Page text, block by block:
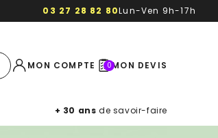
03 27 28 82 80Lun-Ven 9h-17h
MON COMPTE 0MON DEVIS
+ 30 ans de savoir-faire